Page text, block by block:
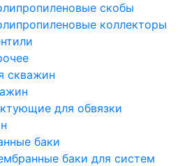
скобы
коллекторы
скважин
для обвязки
баки
баки для систем